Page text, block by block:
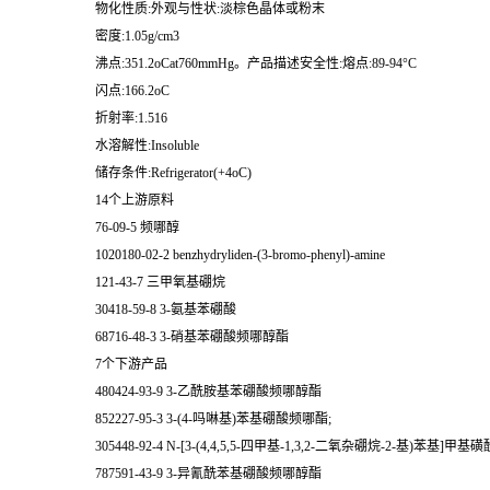
物化性质:外观与性状:淡棕色晶体或粉末
密度:1.05g/cm3
沸点:351.2oCat760mmHg。产品描述安全性:熔点:89-94°C
闪点:166.2oC
折射率:1.516
水溶解性:Insoluble
储存条件:Refrigerator(+4oC)
14个上游原料
76-09-5 频哪醇
1020180-02-2 benzhydryliden-(3-bromo-phenyl)-amine
121-43-7 三甲氧基硼烷
30418-59-8 3-氨基苯硼酸
68716-48-3 3-硝基苯硼酸频哪醇酯
7个下游产品
480424-93-9 3-乙酰胺基苯硼酸频哪醇酯
852227-95-3 3-(4-吗啉基)苯基硼酸频哪酯;
305448-92-4 N-[3-(4,4,5,5-四甲基-1,3,2-二氧杂硼烷-2-基)苯基]甲基磺
787591-43-9 3-异氰酰苯基硼酸频哪醇酯